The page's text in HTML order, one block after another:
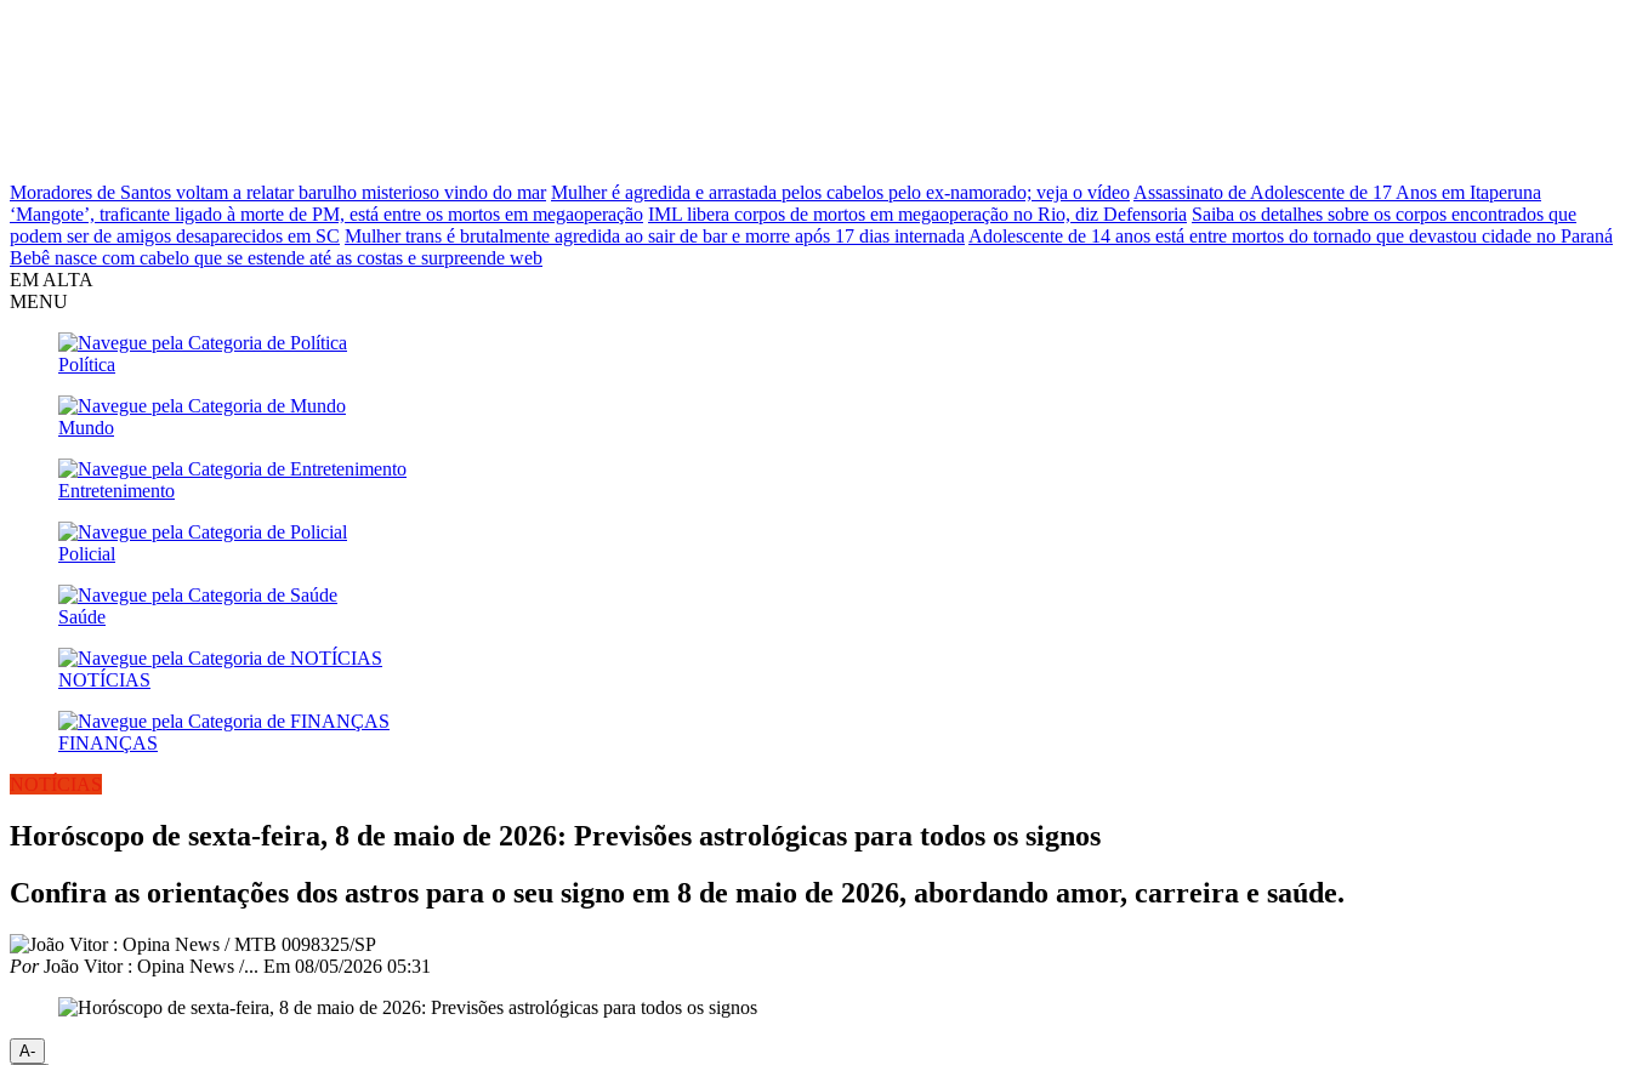
Moradores de Santos voltam a relatar barulho misterioso vindo do mar Mulher é agredida e arrastada pelos cabelos pelo ex-namorado; veja o vídeo Assassinato de Adolescente de 17 Anos em Itaperuna
‘Mangote’, traficante ligado à morte de PM, está entre os mortos em megaoperação IML libera corpos de mortos em megaoperação no Rio, diz Defensoria Saiba os detalhes sobre os corpos encontrados que
podem ser de amigos desaparecidos em SC Mulher trans é brutalmente agredida ao sair de bar e morre após 17 dias internada Adolescente de 14 anos está entre mortos do tornado que devastou cidade no Paraná
Bebê nasce com cabelo que se estende até as costas e surpreende web
EM ALTA
MENU
Política
Mundo
Entretenimento
Policial
Saúde
NOTÍCIAS
FINANÇAS
NOTÍCIAS
Horóscopo de sexta-feira, 8 de maio de 2026: Previsões astrológicas para todos os signos
Confira as orientações dos astros para o seu signo em 8 de maio de 2026, abordando amor, carreira e saúde.
PorJoão Vitor : Opina News /... Em 08/05/2026 05:31
A-